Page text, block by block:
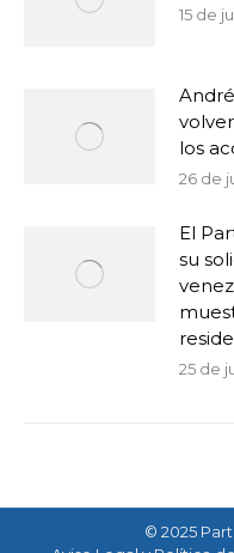
15 de
los
26 de
El
su
25 de
© 2025